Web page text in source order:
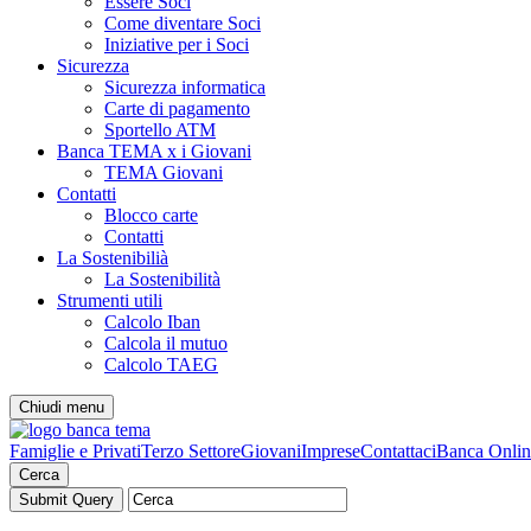
Come diventare Soci
Iniziative per i Soci
Sicurezza
Sicurezza informatica
Carte di pagamento
Sportello ATM
Banca TEMA x i Giovani
TEMA Giovani
Contatti
Blocco carte
Contatti
La Sostenibilià
La Sostenibilità
Strumenti utili
Calcolo Iban
Calcola il mutuo
Calcolo TAEG
Chiudi menu
Famiglie e PrivatiTerzo SettoreGiovaniImpreseContattaciBanca
Cerca